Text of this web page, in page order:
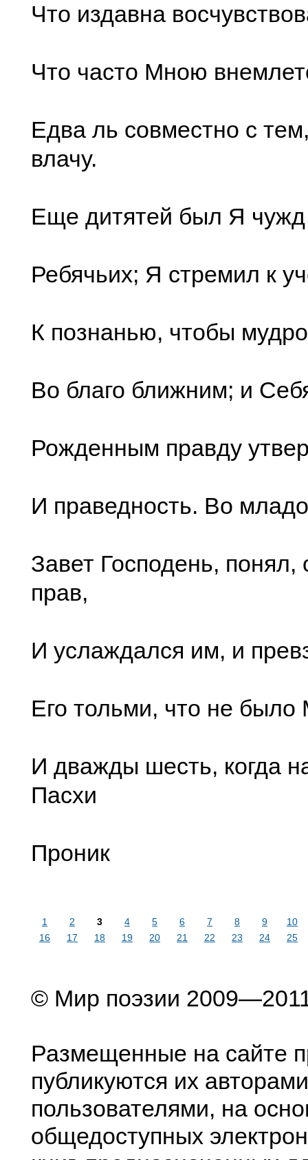
Что издавна
Что часто Мною
Едва ль совместно с
влачу.
Еще дитятей был Я чужд
Ребячьих; Я стремил к
К познанью, чтобы
Во благо ближним; и
Рожденным правду
И праведность. Во
Завет Господень, понял,
прав,
И услаждался им, и
Его тольми, что не было
И дважды шесть, когда
Пасхи
Проник
1 2 3 4 5 6 7 8 9
10
16
17 18 19 20 21 22 23 24 25
© Мир поэзии
Размещенные на сайте
публикуются их
пользователями, на
общедоступных